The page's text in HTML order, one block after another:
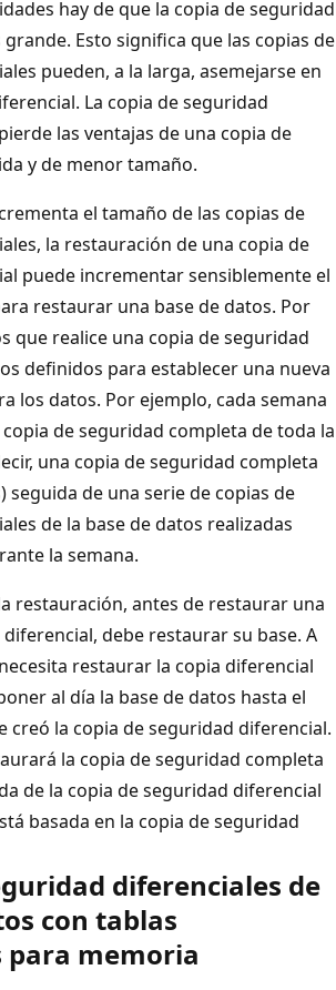
hay de que la copia de seguridad
Esto significa que las copias de
pueden, a la larga, asemejarse en
La copia de seguridad
las ventajas de una copia de
y de menor tamaño.
el tamaño de las copias de
la restauración de una copia de
puede incrementar sensiblemente el
restaurar una base de datos. Por
que realice una copia de seguridad
definidos para establecer una nueva
los datos. Por ejemplo, cada semana
de seguridad completa de toda la
una copia de seguridad completa
seguida de una serie de copias de
de la base de datos realizadas
la semana.
restauración, antes de restaurar una
debe restaurar su base. A
restaurar la copia diferencial
al día la base de datos hasta el
creó la copia de seguridad diferencial.
la copia de seguridad completa
de la copia de seguridad diferencial
basada en la copia de seguridad
diferenciales de
con tablas
memoria